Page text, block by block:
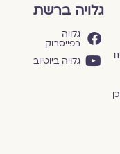
גלויה ברשת
גלויה
בפייסבוק
גלויה ביוטיוב